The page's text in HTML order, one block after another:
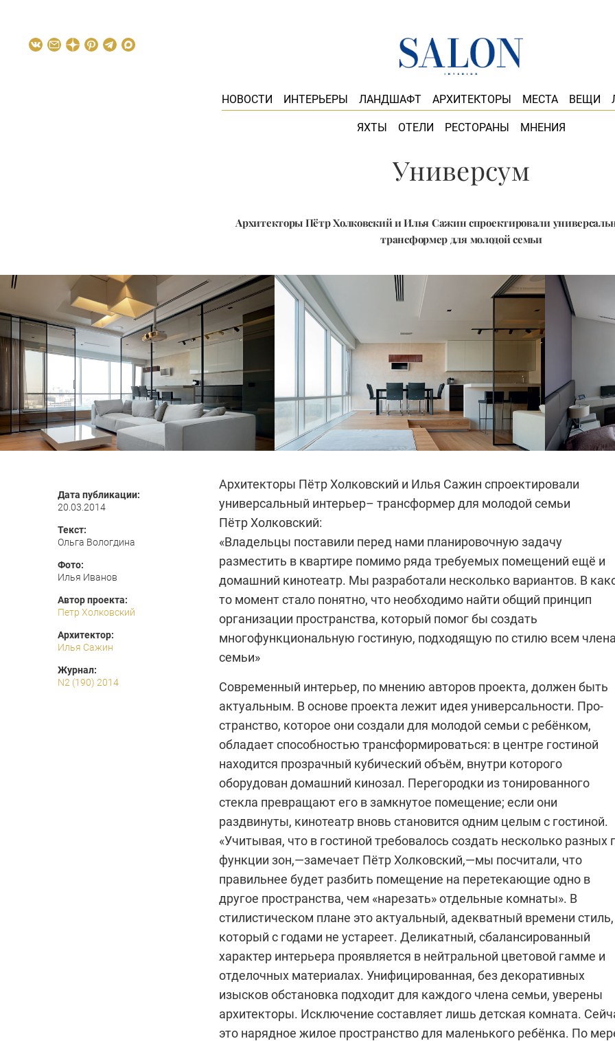
НОВОСТИ ИНТЕРЬЕРЫ ЛАНДШАФТ АРХИТЕКТОРЫ МЕСТА ВЕЩИ
ЯХТЫ ОТЕЛИ РЕСТОРАНЫ МНЕНИЯ
Универсум
Архитекторы Пётр Холковский и Илья Сажин спроектировали
трансформер для молодой семьи
Дата публикации:
20.03.2014
Текст:
Ольга Вологдина
Фото:
Илья Иванов
Автор проекта:
Петр Холковский
Архитектор:
Илья Сажин
Журнал:
N2 (190) 2014
Архитекторы Пётр Холковский и Илья Сажин спроектировали
универсальный интерьер– трансформер для молодой семьи
Пётр Холковский:
«Владельцы поставили перед нами планировочную задачу
разместить в квартире помимо ряда требуемых помещений ещё и
домашний кинотеатр. Мы разработали несколько вариантов. В
то момент стало понятно, что необходимо найти общий принцип
организации пространства, который помог бы создать
многофункциональную гостиную, подходящую по стилю всем
семьи»
Современный интерьер, по мнению авторов проекта, должен быть
актуальным. В основе проекта лежит идея универсальности. Про­
странство, которое они создали для молодой семьи с ребёнком,
обладает способностью трансформироваться: в центре гостиной
находится прозрачный кубический объём, внутри которого
оборудован домашний кинозал. Перегородки из тонированного
стекла превращают его в замкнутое помещение; если они
раздвинуты, кинотеатр вновь становится одним целым с гостиной.
«Учитывая, что в гостиной требовалось создать несколько разных
функции зон,—замечает Пётр Холковский,—мы посчитали, что
правильнее будет разбить помещение на перетекающие одно в
другое пространства, чем «нарезать» отдельные комнаты». В
стилистическом плане это актуальный, адекватный времени стиль,
который с годами не устареет. Деликатный, сбалансированный
характер интерьера проявляется в нейтральной цве­товой гамме и
отделочных материалах. Уни­фицированная, без декоративных
изысков обстановка подходит для каждого члена семьи, уверены
архитекторы. Исключение составляет лишь детская комната.
это нарядное жилое пространство для маленького ребёнка. По